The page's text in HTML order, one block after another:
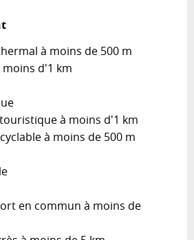
à moins de 500 m
moins d'1 km
à moins d'1 km
à moins de 500 m
en commun à moins de